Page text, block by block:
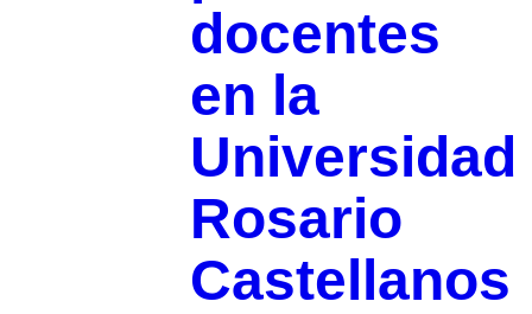
docentes
en la
Universidad
Rosario
Castellanos